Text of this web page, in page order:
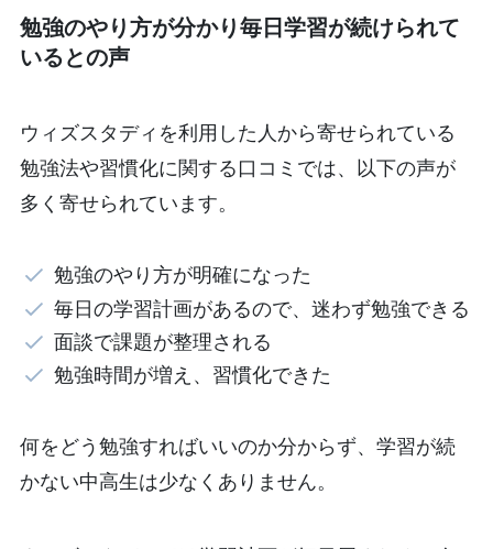
勉強のやり方が分かり毎日学習が続けられて
いるとの声
ウィズスタディを利用した人から寄せられている
勉強法や習慣化に関する口コミでは、以下の声が
多く寄せられています。
勉強のやり方が明確になった
毎日の学習計画があるので、迷わず勉強できる
面談で課題が整理される
勉強時間が増え、習慣化できた
何をどう勉強すればいいのか分からず、学習が続
かない中高生は少なくありません。